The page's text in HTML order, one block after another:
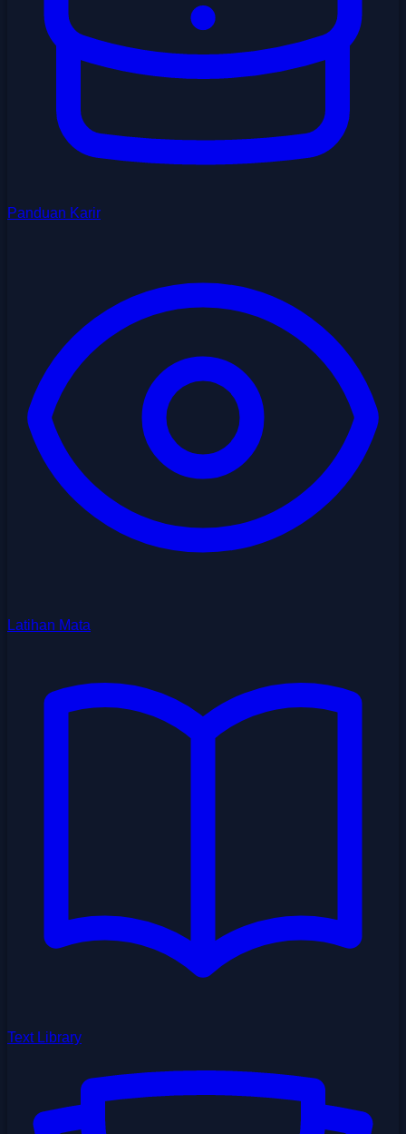
Panduan Karir
Latihan Mata
Text Library